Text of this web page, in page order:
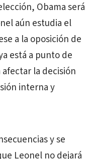
Obama será
aún estudia el
a la oposición de
está a punto de
la decisión
interna y
y se
Leonel no dejará